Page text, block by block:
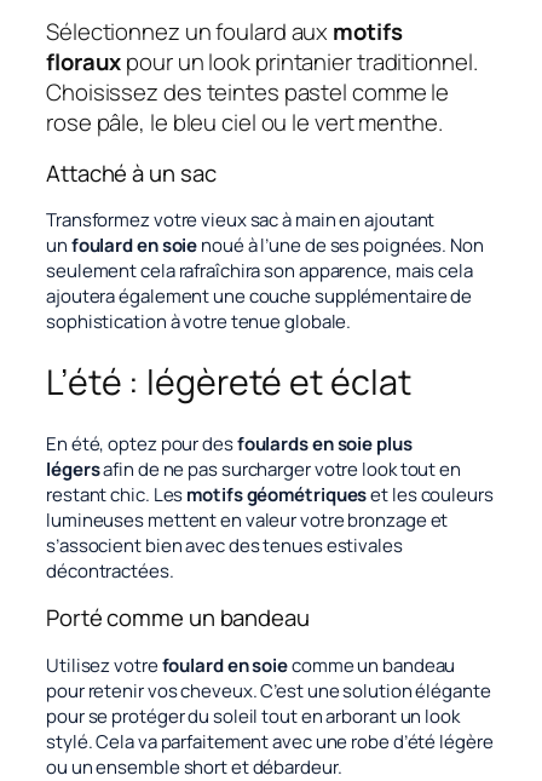
Sélectionnez un foulard aux motifs
florauxpour un look printanier traditionnel.
Choisissez des teintes pastel comme le
rose pâle, le bleu ciel ou le vert menthe.
Attaché à un sac
Transformez votre vieux sac à main en ajoutant
unfoulard en soienoué à l’une de ses poignées. Non
seulement cela rafraîchira son apparence, mais cela
ajoutera également une couche supplémentaire de
sophistication à votre tenue globale.
L’été : légèreté et éclat
En été, optez pour desfoulards en soie plus
légersafin de ne pas surcharger votre look tout en
restant chic. Lesmotifs géométriqueset les couleurs
lumineuses mettent en valeur votre bronzage et
s’associent bien avec des tenues estivales
décontractées.
Porté comme un bandeau
Utilisez votrefoulard en soiecomme un bandeau
pour retenir vos cheveux. C’est une solution élégante
pour se protéger du soleil tout en arborant un look
stylé. Cela va parfaitement avec une robe d’été légère
ou un ensemble short et débardeur.